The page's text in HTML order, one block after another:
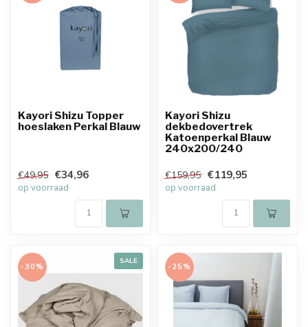
Kayori Shizu Topper
hoeslaken Perkal Blauw
€49,95 €34,96
op voorraad
Kayori Shizu
dekbedovertrek
Katoenperkal Blauw
240x200/240
€159,95 €119,95
op voorraad
SALE
-30% -25%